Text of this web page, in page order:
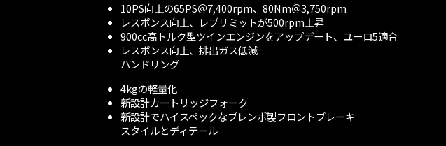
10PS向上の65PS＠7,400rpm、80Nm＠3,750rpm
レスポンス向上、レブリミットが500rpm上昇
900cc高トルク型ツインエンジンをアップデート、ユーロ5適合
レスポンス向上、排出ガス低減
ハンドリング
4kgの軽量化
新設計カートリッジフォーク
新設計でハイスペックなブレンボ製フロントブレーキ
スタイルとディテール